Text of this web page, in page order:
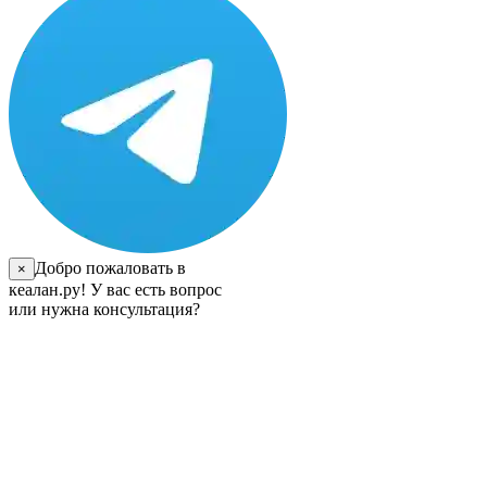
×
Добро пожаловать в
кеалан.ру! У вас есть вопрос
или нужна консультация?